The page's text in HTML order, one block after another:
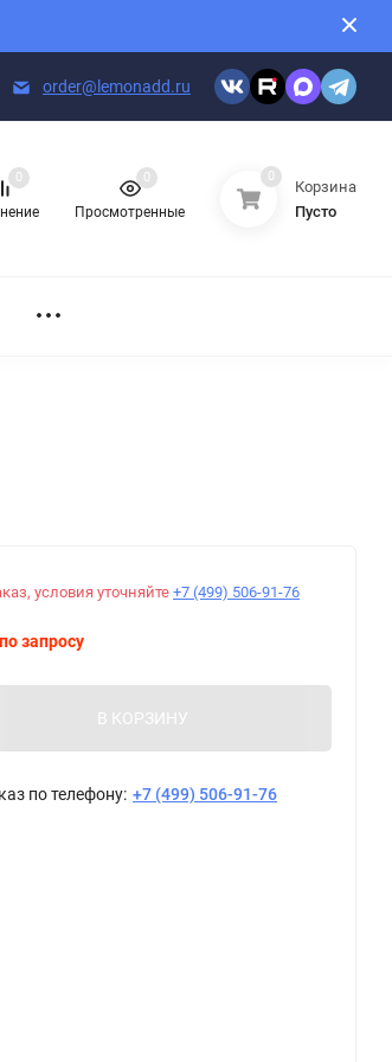
order@lemonadd.ru
0
Просмотренные
0 0
Корзина
Пусто
условия уточняйте+7 (499) 506-91-76
запросу
В КОРЗИНУ
по телефону: +7 (499) 506-91-76